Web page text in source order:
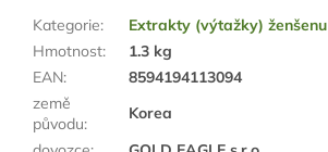
Kategorie:
Extrakty (výtažky) ženšenu
Hmotnost:
1.3 kg
EAN:
8594194113094
země
původu:
Korea